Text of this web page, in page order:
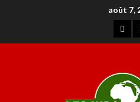
août 7,